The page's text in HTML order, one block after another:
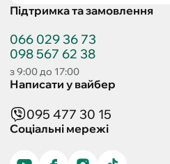
Підтримка та замовлення
066 029 36 73
098 567 62 38
з 9:00 до 17:00
Написати у вайбер
095 477 30 15
Соціальні мережі